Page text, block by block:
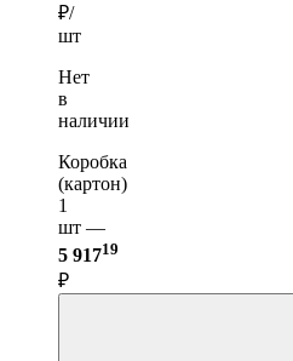
₽/
шт
Нет
в
наличии
Коробка
(картон)
1
шт —
5 91719
₽